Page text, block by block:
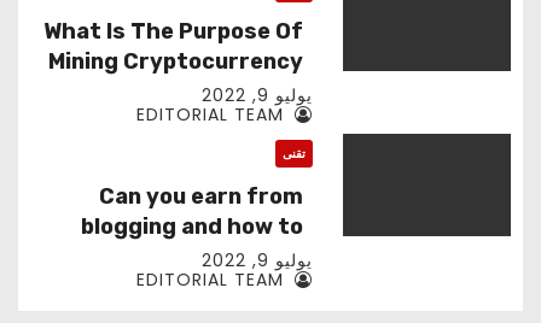
What Is The Purpose Of
Mining Cryptocurrency
?
يوليو 9, 2022
تقنى
Can you earn from
blogging and how to
make more
يوليو 9, 2022